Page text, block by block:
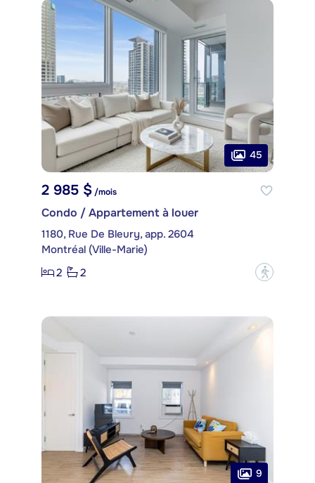
45
2 985 $/mois
Condo / Appartement à louer
1180, Rue De Bleury, app. 2604
Montréal (Ville-Marie)
2
2 ?
9